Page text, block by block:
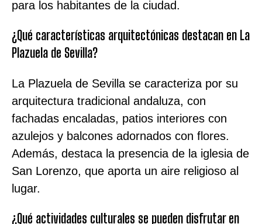
para los habitantes de la ciudad.
¿Qué características arquitectónicas destacan en La
Plazuela de Sevilla?
La Plazuela de Sevilla se caracteriza por su
arquitectura tradicional andaluza, con
fachadas encaladas, patios interiores con
azulejos y balcones adornados con flores.
Además, destaca la presencia de la iglesia de
San Lorenzo, que aporta un aire religioso al
lugar.
¿Qué actividades culturales se pueden disfrutar en